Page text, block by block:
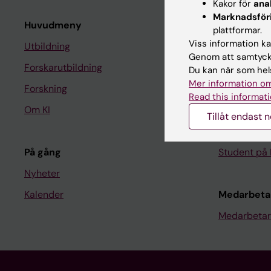
Huvudmeny
Utbildning
Forskarutbildning
Forskning
Om KI
På gång
Nyheter
Kalender
Student
Ladok
Canvas
Schema
Kurs- och
Student på
Kakor för
plattformar.
Viss information
Genom att
Du kan när som
Mer information
Read this
Tillåt endast